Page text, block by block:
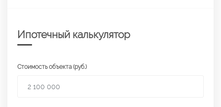
Ипотечный калькулятор
Стоимость объекта (руб.)